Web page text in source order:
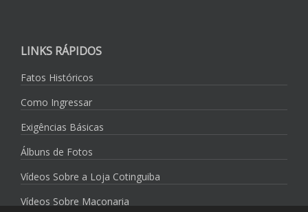
LINKS RÁPIDOS
Fatos Históricos
Como Ingressar
Exigências Básicas
Álbuns de Fotos
Vídeos Sobre a Loja Cotinguiba
Vídeos Sobre Maçonaria